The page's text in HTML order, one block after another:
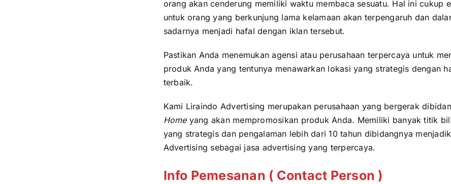
orang akan cenderung memiliki waktu membaca sesuatu. Hal ini cukup
untuk orang yang berkunjung lama kelamaan akan terpengaruh dan
sadarnya menjadi hafal dengan iklan tersebut.
Pastikan Anda menemukan agensi atau perusahaan terpercaya untuk
produk Anda yang tentunya menawarkan lokasi yang strategis dengan
terbaik.
Kami Liraindo Advertising merupakan perusahaan yang bergerak
Homeyang akan mempromosikan produk Anda. Memiliki banyak titik
yang strategis dan pengalaman lebih dari 10 tahun dibidangnya
Advertising sebagai jasa advertising yang terpercaya.
Info Pemesanan ( Contact Person )